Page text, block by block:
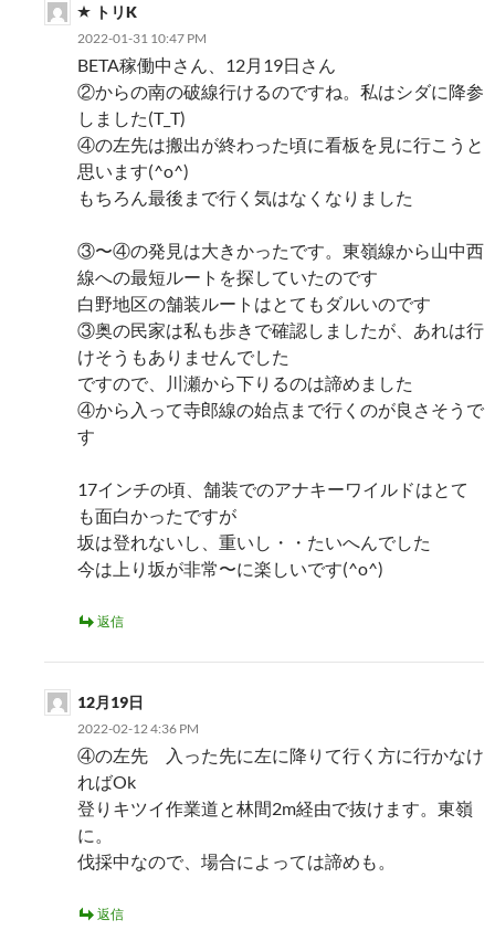
トリK
2022-01-31 10:47 PM
BETA稼働中さん、12月19日さん
②からの南の破線行けるのですね。私はシダに降参
しました(T_T)
④の左先は搬出が終わった頃に看板を見に行こうと
思います(^o^)
もちろん最後まで行く気はなくなりました
③〜④の発見は大きかったです。東嶺線から山中西
線への最短ルートを探していたのです
白野地区の舗装ルートはとてもダルいのです
③奥の民家は私も歩きで確認しましたが、あれは行
けそうもありませんでした
ですので、川瀬から下りるのは諦めました
④から入って寺郎線の始点まで行くのが良さそうで
す
17インチの頃、舗装でのアナキーワイルドはとて
も面白かったですが
坂は登れないし、重いし・・たいへんでした
今は上り坂が非常〜に楽しいです(^o^)
返信
12月19日
2022-02-12 4:36 PM
④の左先 入った先に左に降りて行く方に行かなけ
ればOk
登りキツイ作業道と林間2m経由で抜けます。東嶺
に。
伐採中なので、場合によっては諦めも。
返信